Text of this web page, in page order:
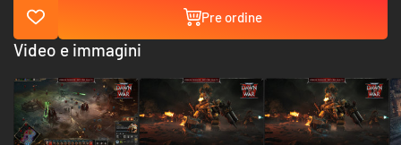
Pre ordine
Video e immagini